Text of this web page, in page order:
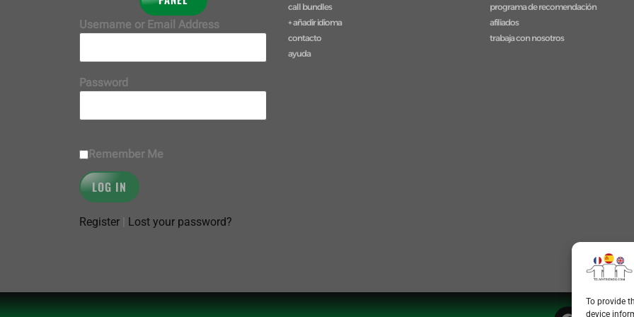
To provide
device
Username or Email Address
Password
Remember Me
Register Lost your password?
call bundles
+ añadir idioma
contacto
ayuda
programa de recomendación
afiliados
trabaja con nosotros